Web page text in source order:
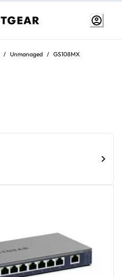
/ Unmanaged / GS108MX